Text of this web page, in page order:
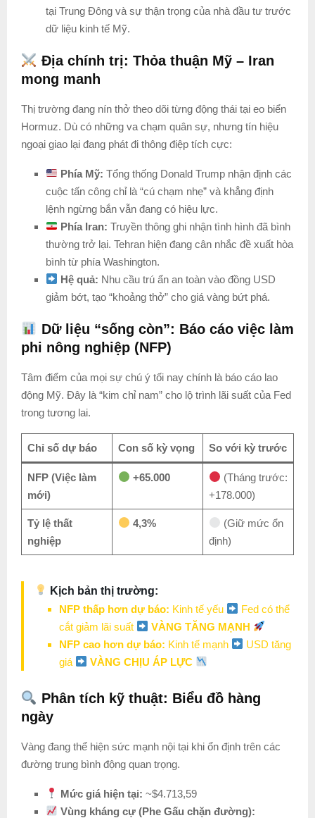
tại Trung Đông và sự thận trọng của nhà đầu tư trước
dữ liệu kinh tế Mỹ.
Địa chính trị: Thỏa thuận Mỹ – Iran
mong manh
Thị trường đang nín thở theo dõi từng động thái tại eo biển
Hormuz. Dù có những va chạm quân sự, nhưng tín hiệu
ngoại giao lại đang phát đi thông điệp tích cực:
Phía Mỹ: Tổng thống Donald Trump nhận định các
cuộc tấn công chỉ là “cú chạm nhẹ” và khẳng định
lệnh ngừng bắn vẫn đang có hiệu lực.
Phía Iran: Truyền thông ghi nhận tình hình đã bình
thường trở lại. Tehran hiện đang cân nhắc đề xuất hòa
bình từ phía Washington.
Hệ quả: Nhu cầu trú ẩn an toàn vào đồng USD
giảm bớt, tạo “khoảng thở” cho giá vàng bứt phá.
Dữ liệu “sống còn”: Báo cáo việc làm
phi nông nghiệp (NFP)
Tâm điểm của mọi sự chú ý tối nay chính là báo cáo lao
động Mỹ. Đây là “kim chỉ nam” cho lộ trình lãi suất của Fed
trong tương lai.
Chỉ số dự báo Con số kỳ vọng So với kỳ trước
NFP (Việc làm
mới)
+65.000
(Tháng trước:
+178.000)
Tỷ lệ thất
nghiệp
4,3%
(Giữ mức ổn
định)
Kịch bản thị trường:
NFP thấp hơn dự báo: Kinh tế yếu
Fed có thể
cắt giảm lãi suất
VÀNG TĂNG MẠNH
NFP cao hơn dự báo: Kinh tế mạnh
USD tăng
giá
VÀNG CHỊU ÁP LỰC
Phân tích kỹ thuật: Biểu đồ hàng
ngày
Vàng đang thể hiện sức mạnh nội tại khi ổn định trên các
đường trung bình động quan trọng.
Mức giá hiện tại: ~$4.713,59
Vùng kháng cự (Phe Gấu chặn đường):